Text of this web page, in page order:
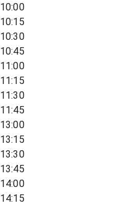
10:00
10:15
10:30
10:45
11:00
11:15
11:30
11:45
13:00
13:15
13:30
13:45
14:00
14:15